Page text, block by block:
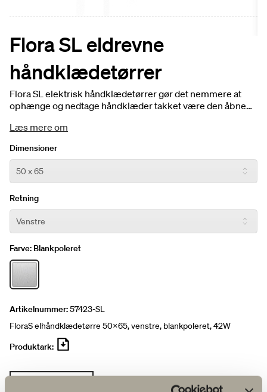
Flora SL eldrevne
håndklædetørrer
Flora SL elektrisk håndklædetørrer gør det nemmere at
ophænge og nedtage håndklæder takket være den åbne
Læs mere om
Dimensioner
Retning
Farve: Blankpoleret
Artikelnummer:57423-SL
FloraS elhåndklædetørre 50x65, venstre, blankpoleret, 42W
Produktark: